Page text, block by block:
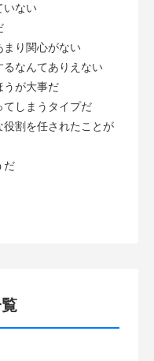
いない
まり関心がない
なんてありえない
うが大事だ
てしまうタイプだ
割を任されたことが
だ